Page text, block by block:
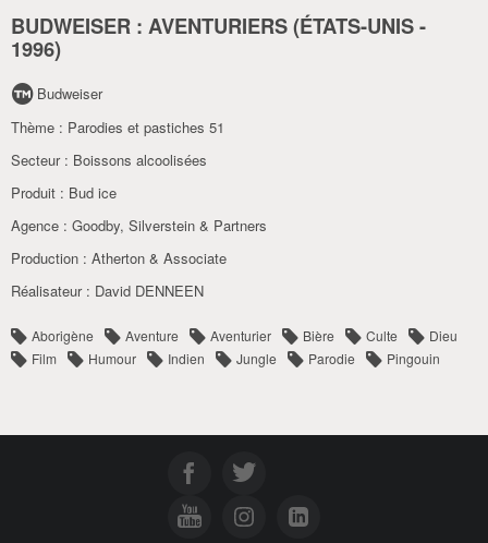
BUDWEISER : AVENTURIERS (ÉTATS-UNIS-
1996)
Budweiser
Thème : Parodies et pastiches 51
Secteur : Boissons alcoolisées
Produit : Bud ice
Agence : Goodby, Silverstein & Partners
Production : Atherton & Associate
Réalisateur : David DENNEEN
Aborigène Aventure Aventurier Bière Culte
Dieu
Film
Humour Indien Jungle Parodie Pingouin